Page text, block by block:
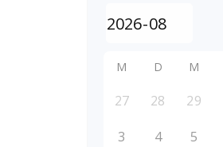
M D M
27 28 29
3 4 5